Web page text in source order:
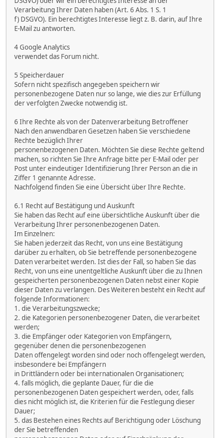
Verarbeitung Ihrer Daten haben (Art. 6 Abs. 1 S. 1
f) DSGVO). Ein berechtigtes Interesse liegt z. B. darin, auf Ihre
E-Mail zu antworten.
4 Google Analytics
verwendet das Forum nicht.
5 Speicherdauer
Sofern nicht spezifisch angegeben speichern wir
personenbezogene Daten nur so lange, wie dies zur Erfüllung
der verfolgten Zwecke notwendig ist.
6 Ihre Rechte als von der Datenverarbeitung Betroffener
Nach den anwendbaren Gesetzen haben Sie verschiedene
Rechte bezüglich Ihrer
personenbezogenen Daten. Möchten Sie diese Rechte geltend
machen, so richten Sie Ihre Anfrage bitte per E-Mail oder per
Post unter eindeutiger Identifizierung Ihrer Person an die in
Ziffer 1 genannte Adresse.
Nachfolgend finden Sie eine Übersicht über Ihre Rechte.
6.1 Recht auf Bestätigung und Auskunft
Sie haben das Recht auf eine übersichtliche Auskunft über die
Verarbeitung Ihrer personenbezogenen Daten.
Im Einzelnen:
Sie haben jederzeit das Recht, von uns eine Bestätigung
darüber zu erhalten, ob Sie betreffende personenbezogene
Daten verarbeitet werden. Ist dies der Fall, so haben Sie das
Recht, von uns eine unentgeltliche Auskunft über die zu Ihnen
gespeicherten personenbezogenen Daten nebst einer Kopie
dieser Daten zu verlangen. Des Weiteren besteht ein Recht auf
folgende Informationen:
1. die Verarbeitungszwecke;
2. die Kategorien personenbezogener Daten, die verarbeitet
werden;
3. die Empfänger oder Kategorien von Empfängern,
gegenüber denen die personenbezogenen
Daten offengelegt worden sind oder noch offengelegt werden,
insbesondere bei Empfängern
in Drittländern oder bei internationalen Organisationen;
4. falls möglich, die geplante Dauer, für die die
personenbezogenen Daten gespeichert werden, oder, falls
dies nicht möglich ist, die Kriterien für die Festlegung dieser
Dauer;
5. das Bestehen eines Rechts auf Berichtigung oder Löschung
der Sie betreffenden